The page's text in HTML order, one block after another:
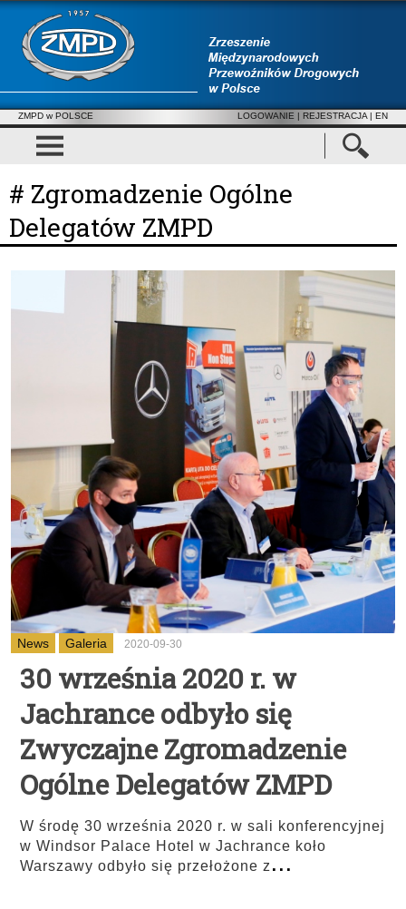
ZMPD w POLSCE LOGOWANIE | REJESTRACJA | EN
# Zgromadzenie Ogólne
Delegatów ZMPD
News Galeria 2020-09-30
30 września 2020 r. w
Jachrance odbyło się
Zwyczajne Zgromadzenie
Ogólne Delegatów ZMPD
W środę 30 września 2020 r. w sali konferencyjnej
w Windsor Palace Hotel w Jachrance koło
Warszawy odbyło się przełożone z...